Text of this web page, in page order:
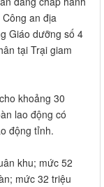
an địa
Giáo dưỡng số 4
tại Trại giam
khoảng 30
lao động có
động tỉnh.
khu; mức 52
mức 32 triệu